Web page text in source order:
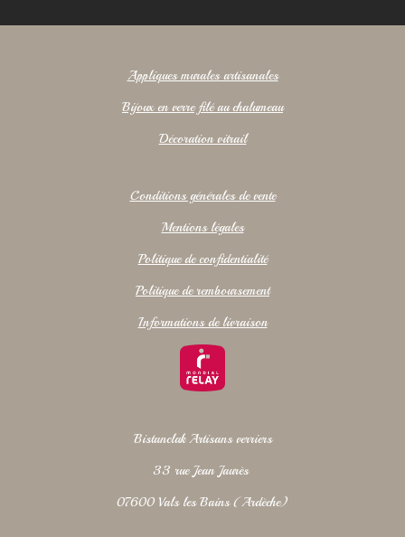
Appliques murales artisanales
Bijoux en verre filé au chalumeau
Décoration vitrail
Conditions générales de vente
Mentions légales
Politique de confidentialité
Politique de remboursement
Informations de livraison
Bistanclak Artisans verriers
33 rue Jean Jaurès
07600 Vals les Bains (Ardèche)